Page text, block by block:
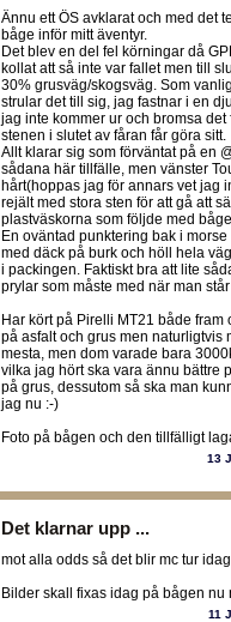
Ännu ett ÖS avklarat och med det
båge inför mitt äventyr.
Det blev en del fel körningar då
kollat att så inte var fallet men till
30% grusväg/skogsväg. Som
strular det till sig, jag fastnar i en
jag inte kommer ur och bromsa
stenen i slutet av fåran får göra sitt.
Allt klarar sig som förväntat på en
sådana här tillfälle, men vänster
hårt(hoppas jag för annars vet jag
rejält med stora sten för att gå att
plastväskorna som följde med
En oväntad punktering bak i
med däck på burk och höll hela
i packingen. Faktiskt bra att lite
prylar som måste med när man
Har kört på Pirelli MT21 både
på asfalt och grus men naturligtvis
mesta, men dom varade bara
vilka jag hört ska vara ännu bättre
på grus, dessutom så ska man
jag nu :-)
Foto på bågen och den tillfälligt
13
Det klarnar upp ...
mot alla odds så det blir mc tur
Bilder skall fixas idag på bågen
11